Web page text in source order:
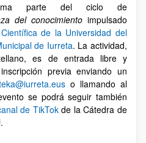
parte del ciclo de
del conocimientoimpulsado
de la Universidad del
de Iurreta. La actividad,
es de entrada libre y
previa enviando un
o llamando al
se podrá seguir también
de TikTokde la Cátedra de